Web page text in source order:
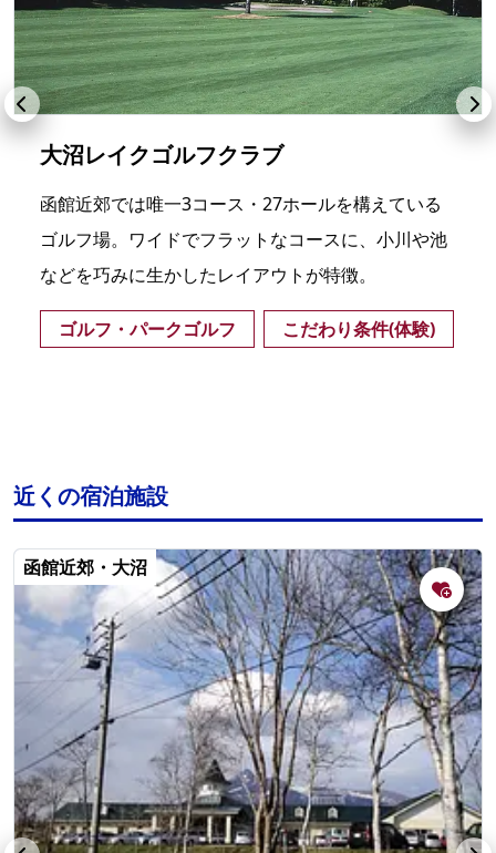
大沼レイクゴルフクラブ
函館近郊では唯一3コース・27ホールを構えている
ゴルフ場。ワイドでフラットなコースに、小川や池
などを巧みに生かしたレイアウトが特徴。
ゴルフ・パークゴルフ こだわり条件(体験)
近くの宿泊施設
函館近郊・大沼